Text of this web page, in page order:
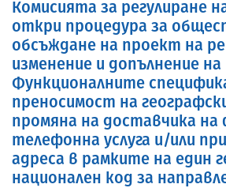
Комисията за регулиране
откри процедура за
обсъждане на проект на
изменение и допълнение на
Функционалните
преносимост на
промяна на доставчика на
телефонна услуга и/или
адреса в рамките на един
национален код за